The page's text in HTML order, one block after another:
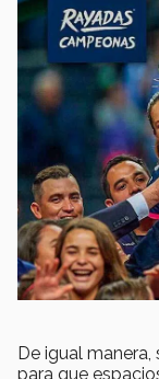
De igual
para que